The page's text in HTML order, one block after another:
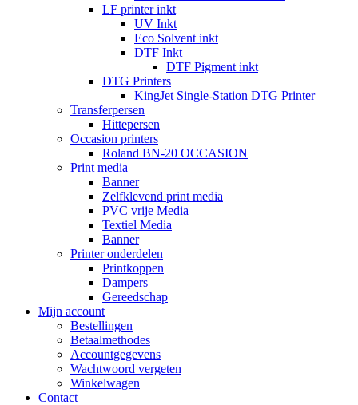
LF printer inkt
UV Inkt
Eco Solvent inkt
DTF Inkt
DTF Pigment inkt
DTG Printers
KingJet Single-Station DTG Printer
Transferpersen
Hittepersen
Occasion printers
Roland BN-20 OCCASION
Print media
Banner
Zelfklevend print media
PVC vrije Media
Textiel Media
Banner
Printer onderdelen
Printkoppen
Dampers
Gereedschap
Mijn account
Bestellingen
Betaalmethodes
Accountgegevens
Wachtwoord vergeten
Winkelwagen
Contact